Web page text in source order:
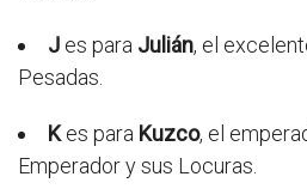
J es para Julián, el
Pesadas.
Kes para Kuzco, el
Emperador y sus Locuras.